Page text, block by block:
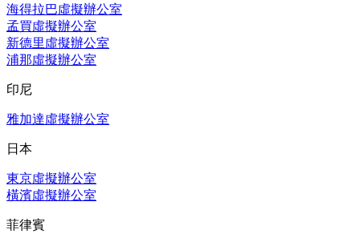
海得拉巴虛擬辦公室
孟買虛擬辦公室
新德里虛擬辦公室
浦那虛擬辦公室
印尼
雅加達虛擬辦公室
日本
東京虛擬辦公室
橫濱虛擬辦公室
菲律賓